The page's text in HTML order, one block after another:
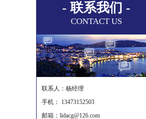
- 联系我们 -
CONTACT US
联系人：杨经理
手机： 13473152503
邮箱：lidacg@126.com